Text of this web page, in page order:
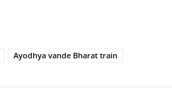
Ayodhya vande Bharat train